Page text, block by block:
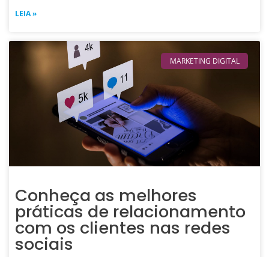
LEIA »
MARKETING DIGITAL
Conheça as melhores
práticas de relacionamento
com os clientes nas redes
sociais